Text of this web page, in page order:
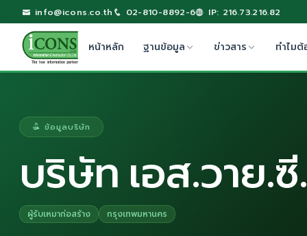
info@icons.co.th 02-810-8892-6 IP: 216.73.216.82
หน้าหลัก ฐานข้อมูล ข่าวสาร ทำไมต้
ข้อมูลบริษัท
บริษัท เอส.วาย.
ผู้รับเหมาก่อสร้าง กรุงเทพมหานคร